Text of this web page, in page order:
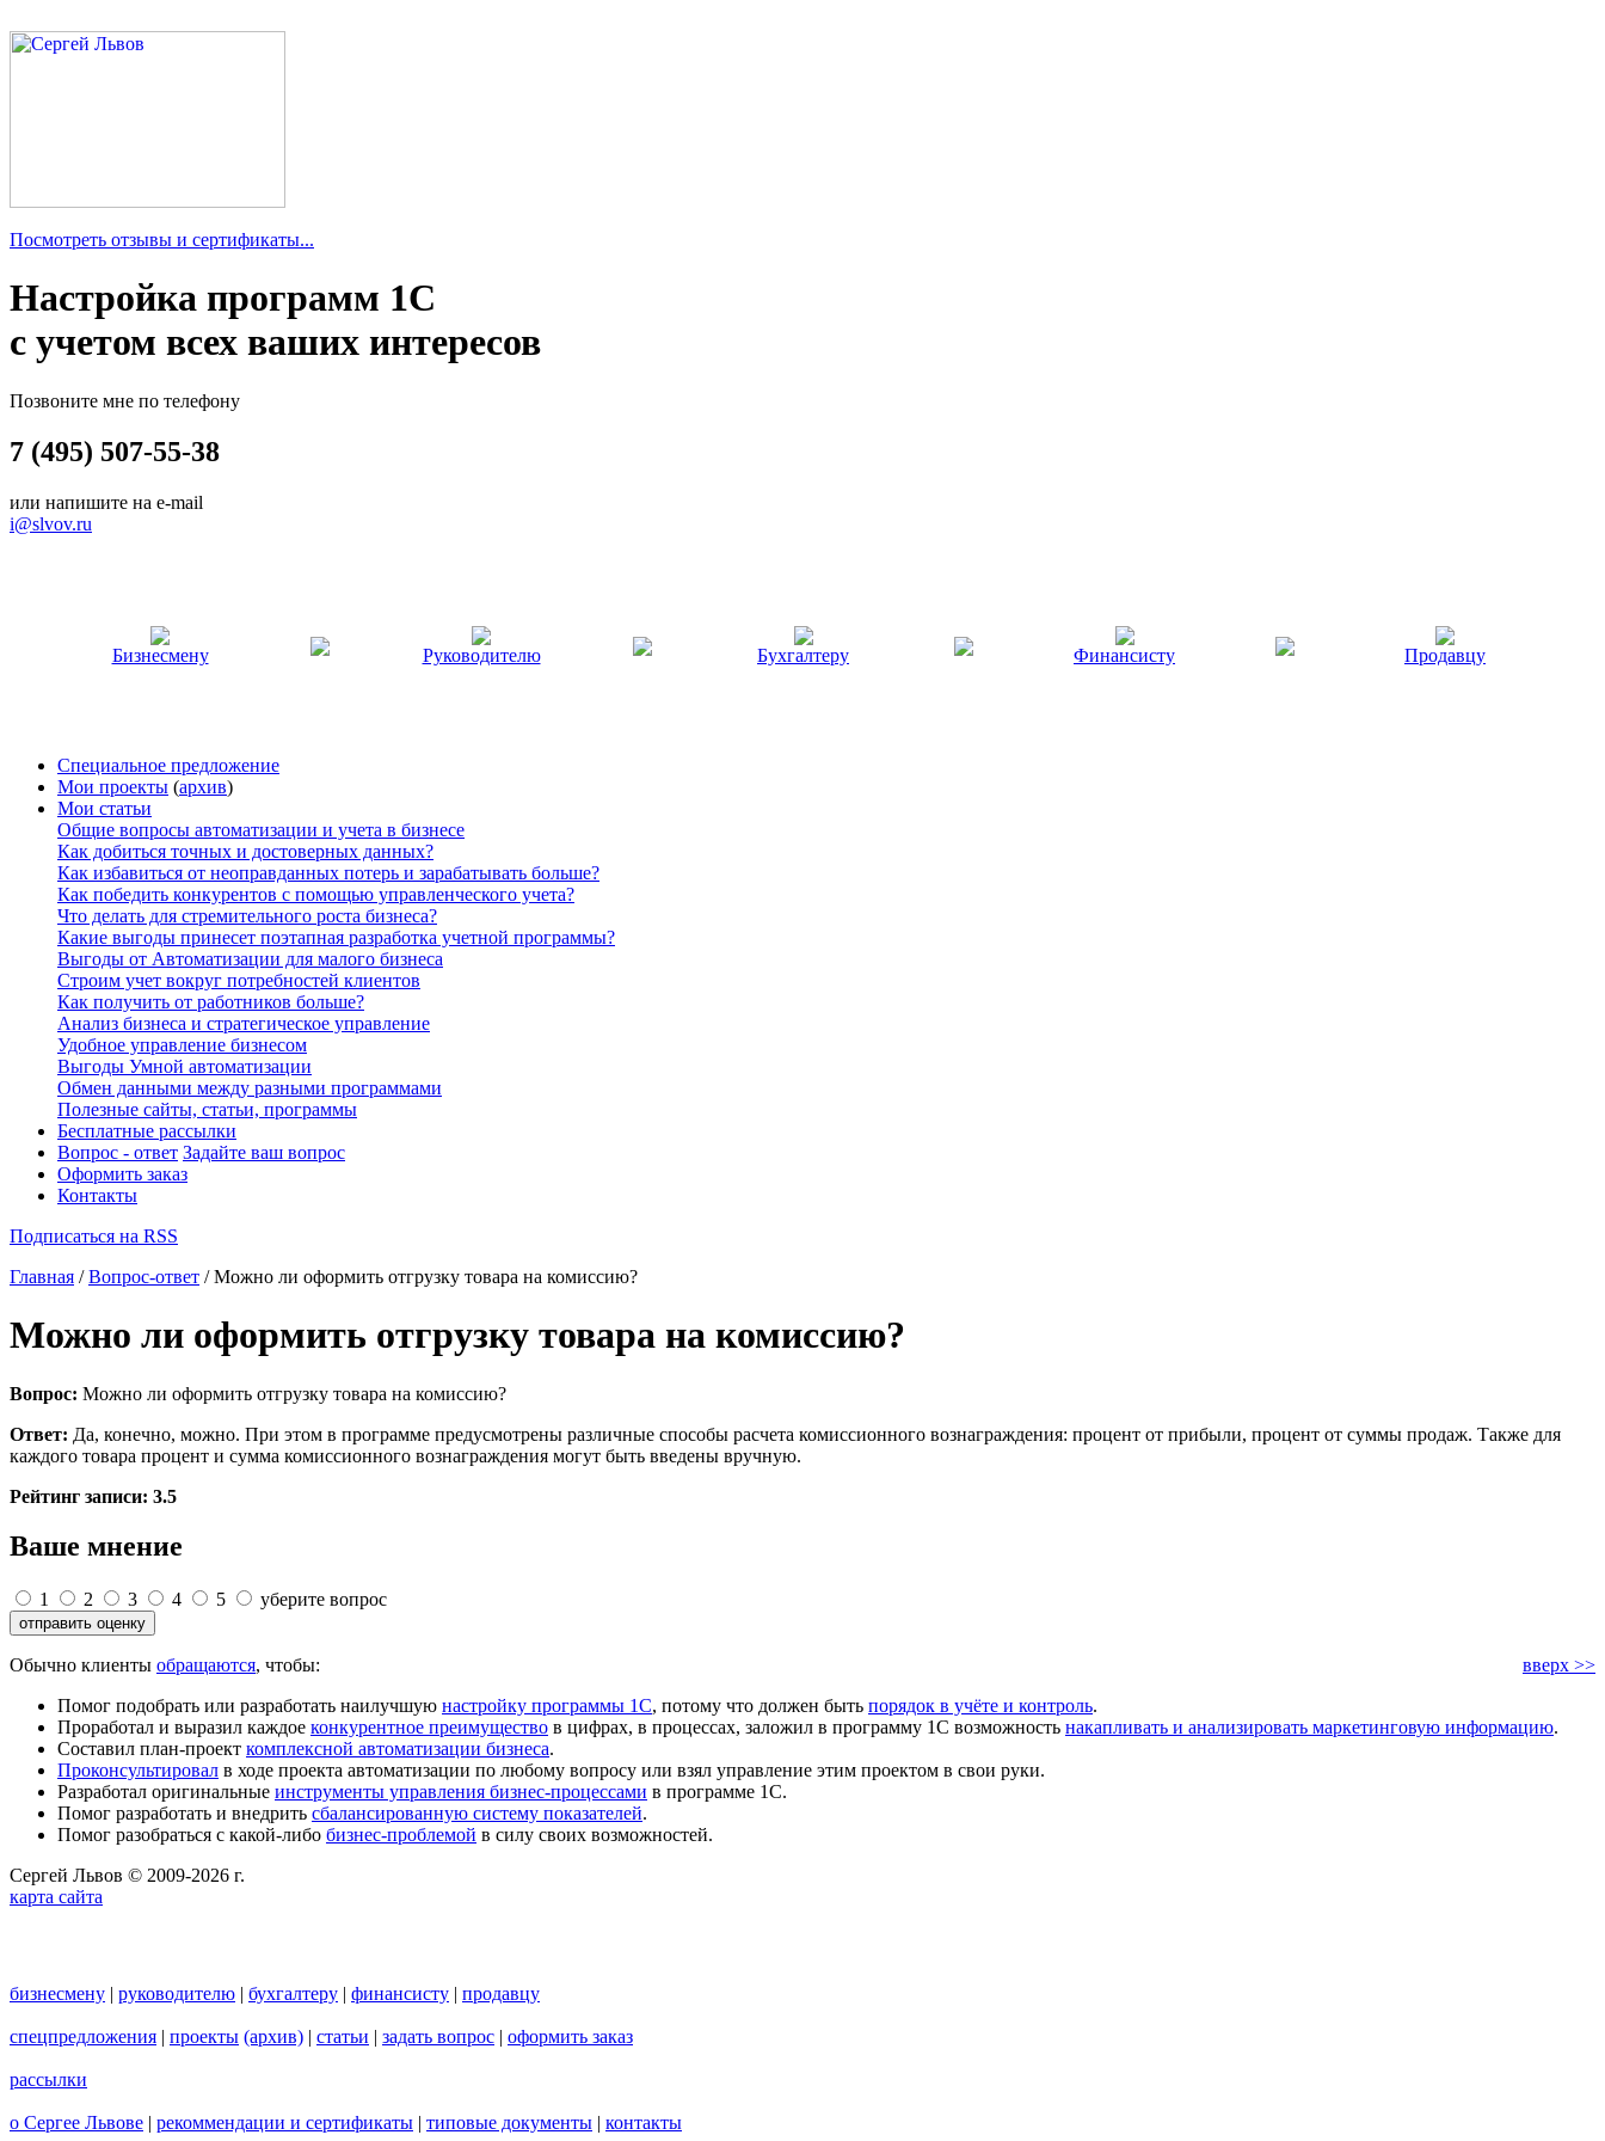
Посмотреть отзывы и сертификаты...
Настройка программ 1С
с учетом всех ваших интересов
Позвоните мне по телефону
7 (495) 507-55-38
или напишите на e-mail
i@slvov.ru
Бизнесмену Руководителю Бухгалтеру Финансисту Продавцу
Специальное предложение
Мои проекты (архив)
Мои статьи
Общие вопросы автоматизации и учета в бизнесе
Как добиться точных и достоверных данных?
Как избавиться от неоправданных потерь и зарабатывать больше?
Как победить конкурентов с помощью управленческого учета?
Что делать для стремительного роста бизнеса?
Какие выгоды принесет поэтапная разработка учетной программы?
Выгоды от Автоматизации для малого бизнеса
Строим учет вокруг потребностей клиентов
Как получить от работников больше?
Анализ бизнеса и стратегическое управление
Удобное управление бизнесом
Выгоды Умной автоматизации
Обмен данными между разными программами
Полезные сайты, статьи, программы
Бесплатные рассылки
Вопрос - ответ Задайте ваш вопрос
Оформить заказ
Контакты
Подписаться на RSS
Главная /Вопрос-ответ / Можно ли оформить отгрузку товара на комиссию?
Можно ли оформить отгрузку товара на комиссию?
Вопрос: Можно ли оформить отгрузку товара на комиссию?
Ответ: Да, конечно, можно. При этом в программе предусмотрены различные способы расчета комиссионного вознаграждения: процент от прибыли, процент от суммы продаж. Также для
каждого товара процент и сумма комиссионного вознаграждения могут быть введены вручную.
Рейтинг записи: 3.5
Ваше мнение
1 2 3 4 5 уберите вопрос
вверх >>
Обычно клиенты обращаются, чтобы:
Помог подобрать или разработать наилучшую настройку программы 1С, потому что должен быть порядок в учёте и контроль.
Проработал и выразил каждое конкурентное преимущество в цифрах, в процессах, заложил в программу 1С возможность накапливать и анализировать маркетинговую информацию.
Составил план-проект комплексной автоматизации бизнеса.
Проконсультировал в ходе проекта автоматизации по любому вопросу или взял управление этим проектом в свои руки.
Разработал оригинальные инструменты управления бизнес-процессами в программе 1С.
Помог разработать и внедрить сбалансированную систему показателей.
Помог разобраться с какой-либо бизнес-проблемой в силу своих возможностей.
Сергей Львов © 2009-2026 г.
карта сайта
бизнесмену | руководителю | бухгалтеру | финансисту | продавцу
спецпредложения | проекты (архив) | статьи | задать вопрос | оформить заказ
рассылки
о Сергее Львове | рекоммендации и сертификаты | типовые документы | контакты